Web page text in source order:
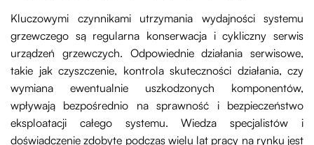
Kluczowymi czynnikami utrzymania wydajności systemu
grzewczego są regularna konserwacja i cykliczny serwis
urządzeń grzewczych. Odpowiednie działania serwisowe,
takie jak czyszczenie, kontrola skuteczności działania, czy
wymiana ewentualnie uszkodzonych komponentów,
wpływają bezpośrednio na sprawność i bezpieczeństwo
eksploatacji całego systemu. Wiedza specjalistów i
doświadczenie zdobyte podczas wielu lat pracy na rynku jest